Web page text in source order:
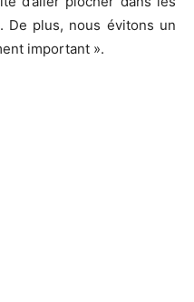
De plus, nous évitons un
important ».